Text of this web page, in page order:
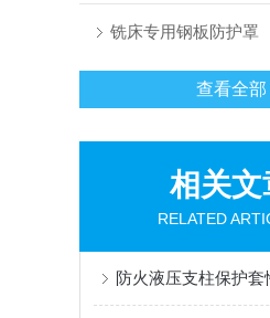
铣床专用钢板防护罩
查看全部
相关文
RELATED